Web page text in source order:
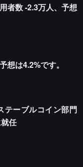
者数 -2.3万人、予想
想は4.2%です。
テーブルコイン部門
任